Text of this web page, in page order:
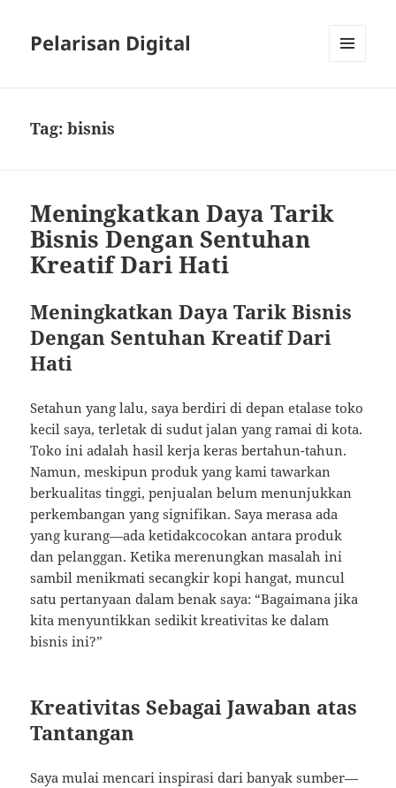
Pelarisan Digital
Tag:bisnis
Meningkatkan Daya Tarik
Bisnis Dengan Sentuhan
Kreatif Dari Hati
Meningkatkan Daya Tarik Bisnis
Dengan Sentuhan Kreatif Dari
Hati
Setahun yang lalu, saya berdiri di depan etalase toko
kecil saya, terletak di sudut jalan yang ramai di kota.
Toko ini adalah hasil kerja keras bertahun-tahun.
Namun, meskipun produk yang kami tawarkan
berkualitas tinggi, penjualan belum menunjukkan
perkembangan yang signifikan. Saya merasa ada
yang kurang—ada ketidakcocokan antara produk
dan pelanggan. Ketika merenungkan masalah ini
sambil menikmati secangkir kopi hangat, muncul
satu pertanyaan dalam benak saya: “Bagaimana jika
kita menyuntikkan sedikit kreativitas ke dalam
bisnis ini?”
Kreativitas Sebagai Jawaban atas
Tantangan
Saya mulai mencari inspirasi dari banyak sumber—